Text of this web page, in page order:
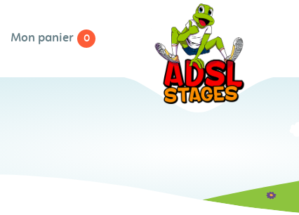
Mon panier 0